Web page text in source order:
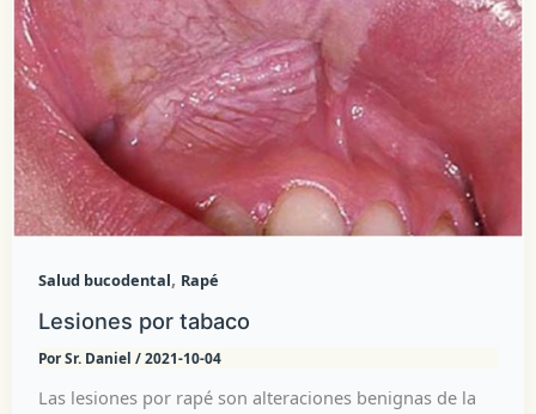
Salud bucodental, Rapé
Lesiones por tabaco
PorSr. Daniel /2021-10-04
Las lesiones por rapé son alteraciones benignas de la